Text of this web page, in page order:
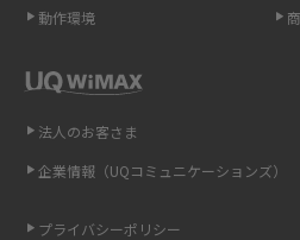
ポケット型Wi-Fi（モバイルWi-Fi）とは？
点も解説
動作環境
法人のお客さま
企業情報（UQコミュニケーションズ）
プライバシーポリシー